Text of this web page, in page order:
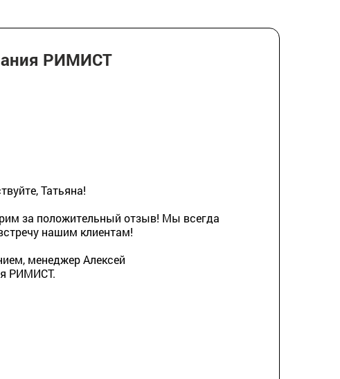
РИМИСТ
Татьяна!
за положительный отзыв! Мы всегда
нашим клиентам!
менеджер Алексей
РИМИСТ.